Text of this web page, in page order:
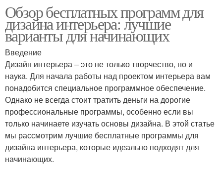
Обзор бесплатных программ для
дизайна интерьера: лучшие
варианты для начинающих
Введение
Дизайн интерьера – это не только творчество, но и
наука. Для начала работы над проектом интерьера вам
понадобится специальное программное обеспечение.
Однако не всегда стоит тратить деньги на дорогие
профессиональные программы, особенно если вы
только начинаете изучать основы дизайна. В этой статье
мы рассмотрим лучшие бесплатные программы для
дизайна интерьера, которые идеально подходят для
начинающих.